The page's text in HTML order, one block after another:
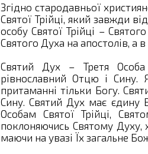
Згідно стародавньої
Святої Трійці, який завжди
особу Святої Трійці –
Святого Духа на апостолів, а
Святий Дух – Третя Особа
рівнославний Отцю і Сину.
притаманні тільки Богу.
Сину. Святий Дух має єдину
Особам Святої Трійці,
поклоняючись Святому Духу,
маючи на увазі Їх загальне